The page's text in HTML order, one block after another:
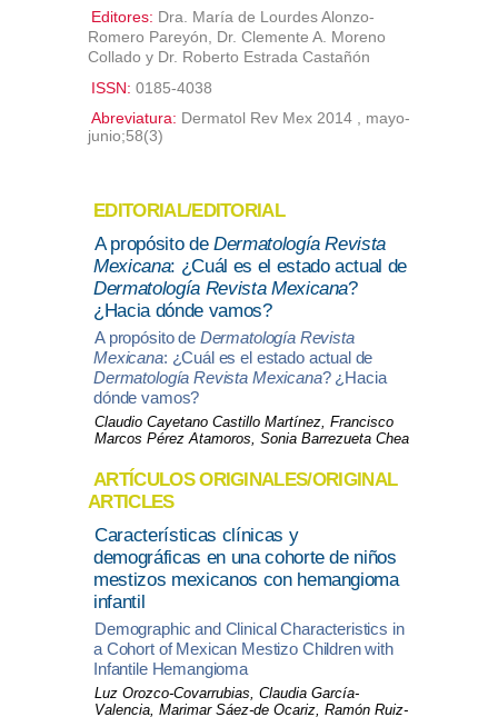
Editores: Dra. María de Lourdes Alonzo-
Romero Pareyón, Dr. Clemente A. Moreno
Collado y Dr. Roberto Estrada Castañón
ISSN: 0185-4038
Abreviatura: Dermatol Rev Mex 2014 , mayo-
junio;58(3)
EDITORIAL/EDITORIAL
A propósito de Dermatología Revista
Mexicana: ¿Cuál es el estado actual de
Dermatología Revista Mexicana?
¿Hacia dónde vamos?
A propósito de Dermatología Revista
Mexicana: ¿Cuál es el estado actual de
Dermatología Revista Mexicana? ¿Hacia
dónde vamos?
Claudio Cayetano Castillo Martínez, Francisco
Marcos Pérez Atamoros, Sonia Barrezueta Chea
ARTÍCULOS ORIGINALES/ORIGINAL
ARTICLES
Características clínicas y
demográficas en una cohorte de niños
mestizos mexicanos con hemangioma
infantil
Demographic and Clinical Characteristics in
a Cohort of Mexican Mestizo Children with
Infantile Hemangioma
Luz Orozco-Covarrubias, Claudia García-
Valencia, Marimar Sáez-de Ocariz, Ramón Ruiz-